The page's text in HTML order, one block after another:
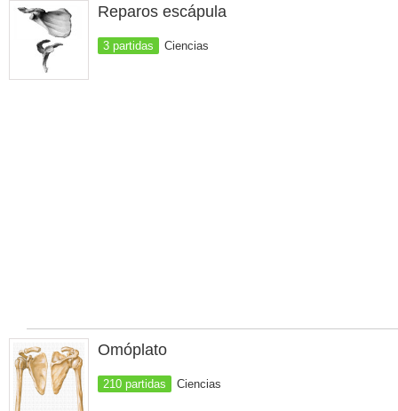
Reparos escápula
3 partidas Ciencias
Omóplato
210 partidas Ciencias